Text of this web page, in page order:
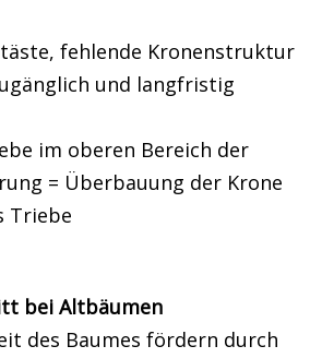
fehlende Kronenstruktur
und langfristig
im oberen Bereich der
= Überbauung der Krone
Triebe
bei Altbäumen
des Baumes fördern durch